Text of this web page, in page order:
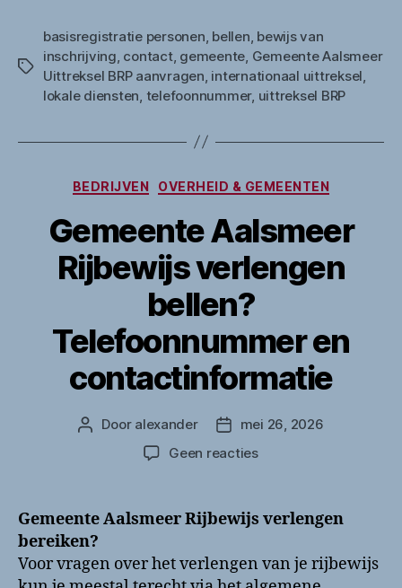
Tags
basisregistratie personen bellen bewijs van
inschrijving contact, gemeente Gemeente Aalsmeer
Uittreksel BRP aanvragen internationaal uittreksel
lokale diensten telefoonnummer, uittreksel BRP
Categorieën
BEDRIJVEN OVERHEID & GEMEENTEN
Gemeente Aalsmeer
Rijbewijs verlengen
bellen?
Telefoonnummer en
contactinformatie
Berichtauteur
Door alexander Berichtdatum
mei 26, 2026
Geen reactiesop
Rijbewijs
verlengen
Telefoonnummer
Gemeente Aalsmeer Rijbewijs verlengen
bereiken?
Voor vragen over het verlengen van je rijbewijs